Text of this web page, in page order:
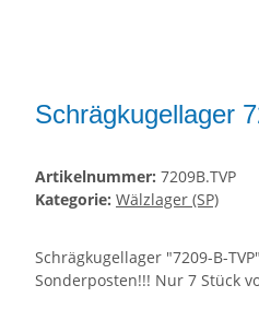
Schrägkugellager
Artikelnummer: 7209B.TVP
Kategorie: Wälzlager (SP)
Schrägkugellager "7209-B-
Sonderposten!!! Nur 7 Stück